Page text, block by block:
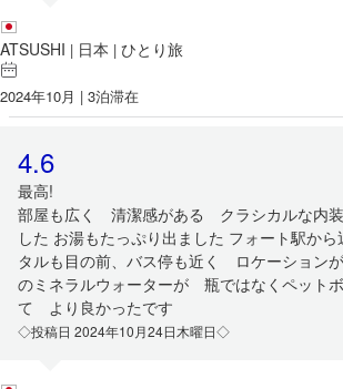
ATSUSHI | 日本 | ひとり旅
2024年10月 | 3泊滞在
4.6
最高!
部屋も広く 清潔感がある クラシカルな内
した お湯もたっぷり出ました フォート駅か
タルも目の前、バス停も近く ロケーション
のミネラルウォーターが 瓶ではなくペット
て より良かったです
◇投稿日 2024年10月24日木曜日◇